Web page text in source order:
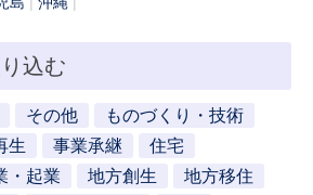
込む
その他
ものづくり・技術
生 事業承継
住宅
・起業 地方創生
地方移住